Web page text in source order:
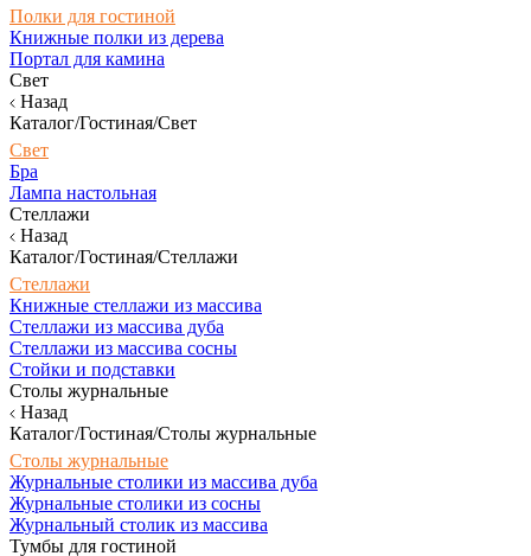
Полки для гостиной
Книжные полки из дерева
Портал для камина
Свет
Назад
Каталог/Гостиная/Свет
Свет
Бра
Лампа настольная
Стеллажи
Назад
Каталог/Гостиная/Стеллажи
Стеллажи
Книжные стеллажи из массива
Стеллажи из массива дуба
Стеллажи из массива сосны
Стойки и подставки
Столы журнальные
Назад
Каталог/Гостиная/Столы журнальные
Столы журнальные
Журнальные столики из массива дуба
Журнальные столики из сосны
Журнальный столик из массива
Тумбы для гостиной